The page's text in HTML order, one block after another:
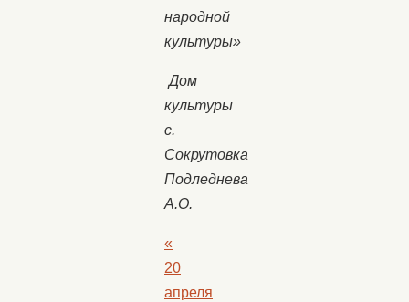
народной
культуры»
Дом
культуры
с.
Сокрутовка
Подледнева
А.О.
«
20
апреля